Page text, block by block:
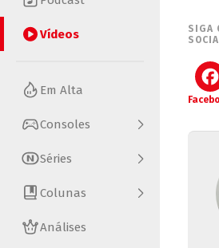
Vídeos
Em Alta
Consoles
Séries
Colunas
Análises
SIGA